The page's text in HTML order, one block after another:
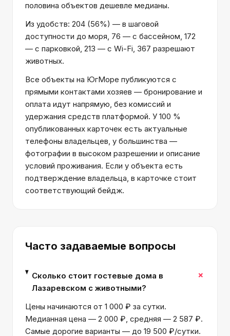
половина объектов дешевле медианы.
Из удобств: 204 (56%) — в шаговой
доступности до моря, 76 — с бассейном, 172
— с парковкой, 213 — с Wi-Fi, 367 разрешают
животных.
Все объекты на ЮгМоре публикуются с
прямыми контактами хозяев — бронирование и
оплата идут напрямую, без комиссий и
удержания средств платформой. У 100 %
опубликованных карточек есть актуальные
телефоны владельцев, у большинства —
фотографии в высоком разрешении и описание
условий проживания. Если у объекта есть
подтверждение владельца, в карточке стоит
соответствующий бейдж.
Часто задаваемые вопросы
Сколько стоит гостевые дома в
Лазаревском с животными?
+
Цены начинаются от 1 000 ₽ за сутки.
Медианная цена — 2 000 ₽, средняя — 2 587 ₽.
Самые дорогие варианты — до 19 500 ₽/сутки.